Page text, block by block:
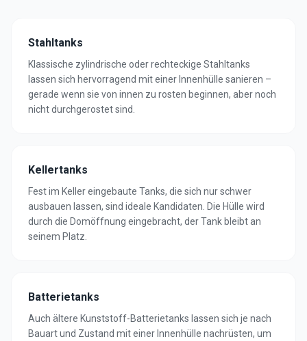
Stahltanks
Klassische zylindrische oder rechteckige Stahltanks
lassen sich hervorragend mit einer Innenhülle sanieren –
gerade wenn sie von innen zu rosten beginnen, aber noch
nicht durchgerostet sind.
Kellertanks
Fest im Keller eingebaute Tanks, die sich nur schwer
ausbauen lassen, sind ideale Kandidaten. Die Hülle wird
durch die Domöffnung eingebracht, der Tank bleibt an
seinem Platz.
Batterietanks
Auch ältere Kunststoff-Batterietanks lassen sich je nach
Bauart und Zustand mit einer Innenhülle nachrüsten, um